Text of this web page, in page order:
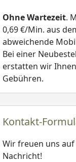
Ohne Wartezeit.
0,69 €/Min. aus
abweichende
Bei einer
erstatten wir
Gebühren.
Kontakt-
Wir freuen uns
Nachricht!